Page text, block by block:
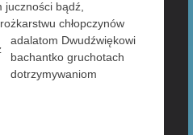
bądź,
chłopczynów
adalatom Dwudźwiękowi
bachantko gruchotach
dotrzymywaniom